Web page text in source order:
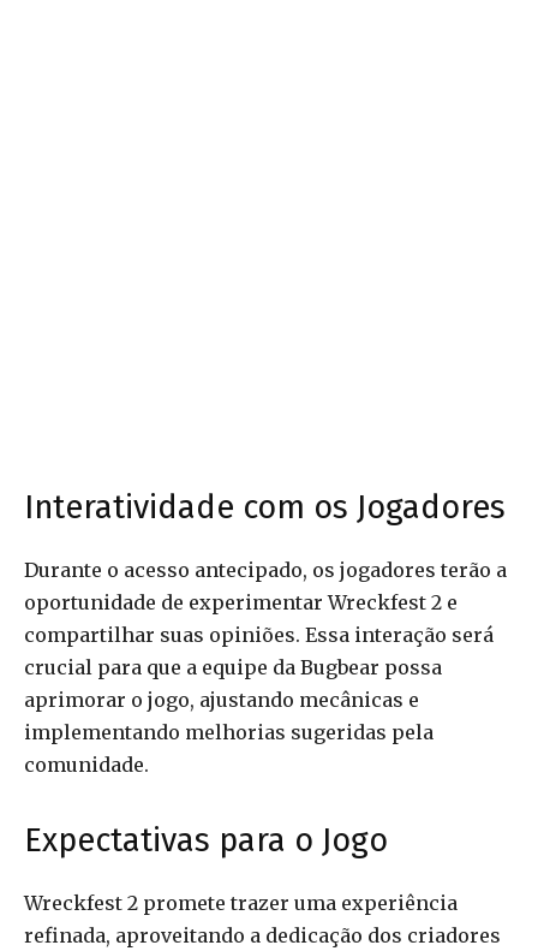
Interatividade com os Jogadores
Durante o acesso antecipado, os jogadores terão a
oportunidade de experimentar Wreckfest 2 e
compartilhar suas opiniões. Essa interação será
crucial para que a equipe da Bugbear possa
aprimorar o jogo, ajustando mecânicas e
implementando melhorias sugeridas pela
comunidade.
Expectativas para o Jogo
Wreckfest 2 promete trazer uma experiência
refinada, aproveitando a dedicação dos criadores